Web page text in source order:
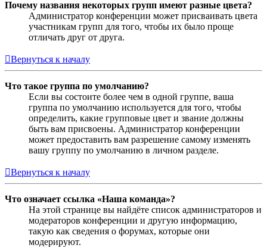
Почему названия некоторых групп имеют разные цвета?
Администратор конференции может присваивать цвета
участникам групп для того, чтобы их было проще
отличать друг от друга.
Вернуться к началу
Что такое группа по умолчанию?
Если вы состоите более чем в одной группе, ваша
группа по умолчанию используется для того, чтобы
определить, какие групповые цвет и звание должны
быть вам присвоены. Администратор конференции
может предоставить вам разрешение самому изменять
вашу группу по умолчанию в личном разделе.
Вернуться к началу
Что означает ссылка «Наша команда»?
На этой странице вы найдёте список администраторов и
модераторов конференции и другую информацию,
такую как сведения о форумах, которые они
модерируют.